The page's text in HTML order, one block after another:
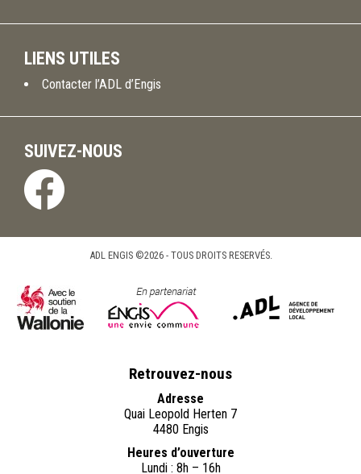
LIENS UTILES
Contacter l’ADL d’Engis
SUIVEZ-NOUS
ADL ENGIS ©2026 - TOUS DROITS RESERVÉS.
Retrouvez-nous
Adresse
Quai Leopold Herten 7
4480 Engis
Heures d’ouverture
Lundi : 8h – 16h